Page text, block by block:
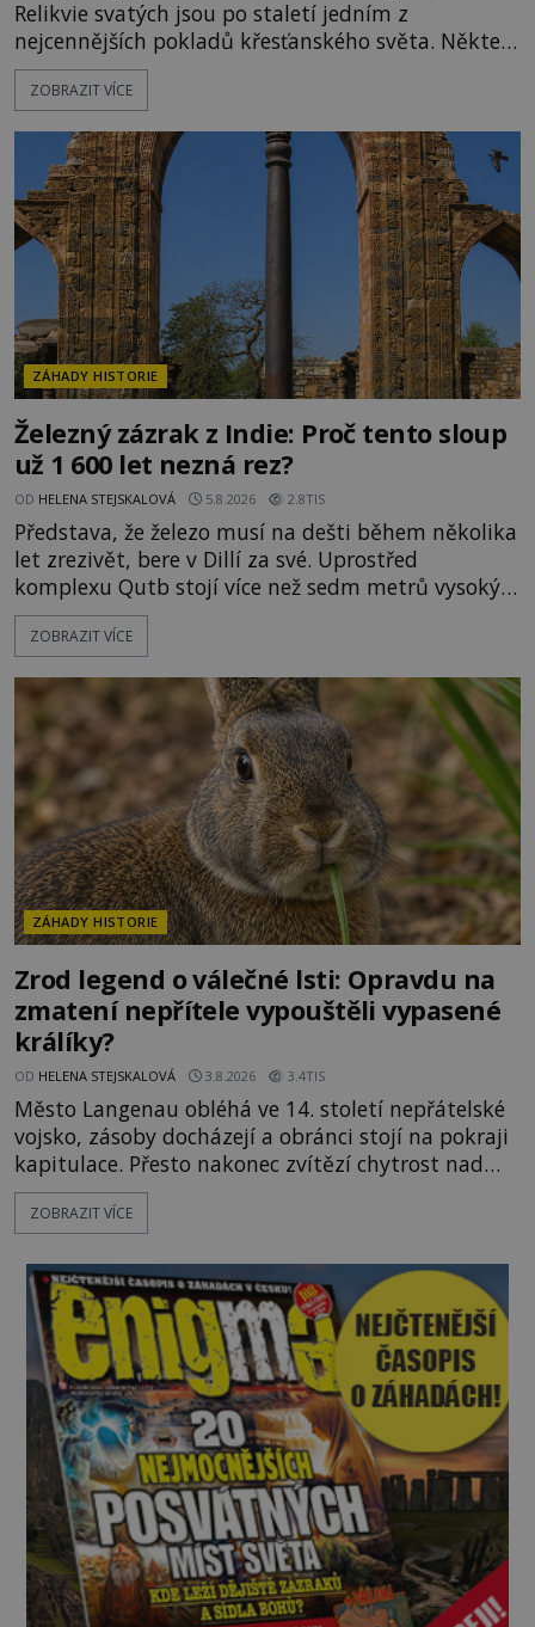
Relikvie svatých jsou po staletí jedním z
nejcennějších pokladů křesťanského světa. Některé
mají pečlivě doloženou historii, jiné provází
záhady, krádeže i nečekané objevy. Jejich osudy
o skutečné historické události. Ve středověké
Evropě mají relikvie mimořádnou hodnotu. Nejsou
jen předmětem úcty
ZOBRAZIT VÍCE
ZÁHADY HISTORIE
Železný zázrak z Indie: Proč tento sloup
už 1 600 let nezná rez?
OD HELENA STEJSKALOVÁ 5.8.2026 2.8TIS
Představa, že železo musí na dešti během několika
let zrezivět, bere v Dillí za své. Uprostřed
komplexu Qutb stojí více než sedm metrů vysoký
železný sloup, který už přibližně 1 600 let odolává
počasí s jen nepatrnými stopami koroze. Jeho
ztracených technologiích či tajemných
materiálech. Moderní metalurgie však ukazuje, že
skutečné vysvětlení je ješt
ZOBRAZIT VÍCE
ZÁHADY HISTORIE
Zrod legend o válečné lsti: Opravdu na
zmatení nepřítele vypouštěli vypasené
králíky?
OD HELENA STEJSKALOVÁ 3.8.2026 3.4TIS
Město Langenau obléhá ve 14. století nepřátelské
vojsko, zásoby docházejí a obránci stojí na pokraji
kapitulace. Přesto nakonec zvítězí chytrost nad
hrubou silou. Podle staré německé legendy vypustí
obyvatelé za hradby dobře živeného králíka, aby
dost. Čas pracuje pro obléhatele. Ve městě ubývají
zásoby a každý den znamená další porci strádá
ZOBRAZIT VÍCE